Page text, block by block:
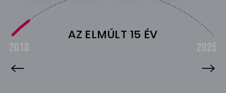
2010 2025
AZ ELMÚLT 15 ÉV